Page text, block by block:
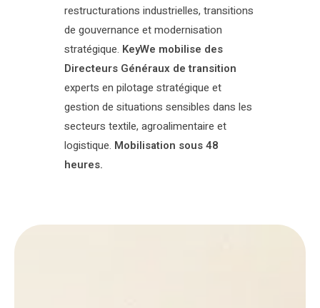
restructurations industrielles, transitions
de gouvernance et modernisation
stratégique. KeyWe mobilise des
Directeurs Généraux de transition
experts en pilotage stratégique et
gestion de situations sensibles dans les
secteurs textile, agroalimentaire et
logistique. Mobilisation sous 48
heures.